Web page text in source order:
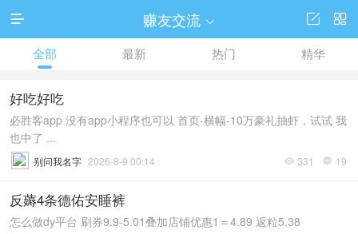
 赚友交流  

全部 最新 热门 精华
好吃好吃
必胜客app 没有app小程序也可以 首页-横幅-10万豪礼抽虾，试试 我
也中了 ...
 331  19
别问我名字 2026-8-9 00:14
反薅4条德佑安睡裤
怎么做dy平台 刷券9.9-5.01叠加店铺优惠1＝4.89 返粒5.38